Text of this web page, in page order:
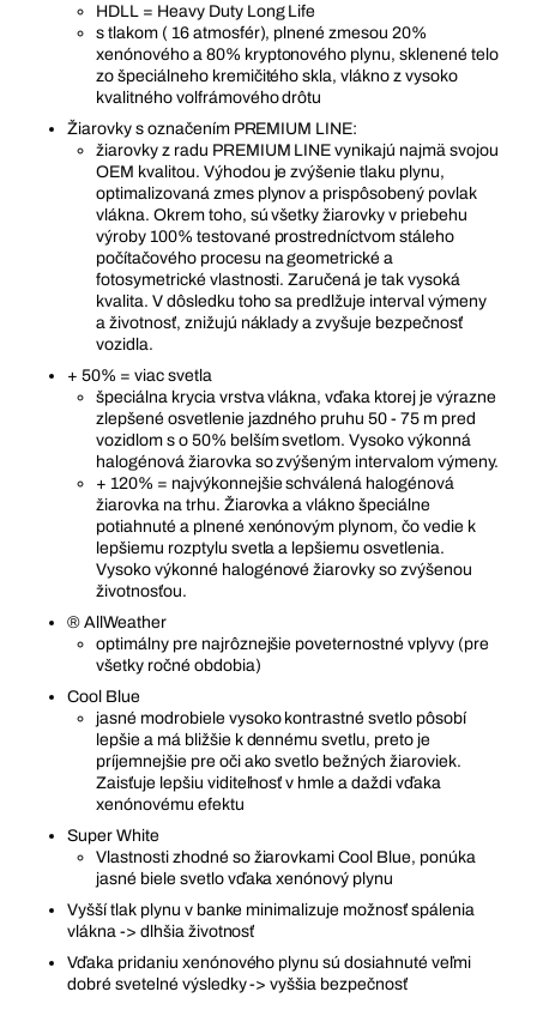
HDLL = Heavy Duty Long Life
s tlakom ( 16 atmosfér), plnené zmesou 20%
xenónového a 80% kryptonového plynu, sklenené telo
zo špeciálneho kremičitého skla, vlákno z vysoko
kvalitného volfrámového drôtu
Žiarovky s označením PREMIUM LINE:
žiarovky z radu PREMIUM LINE vynikajú najmä svojou
OEM kvalitou. Výhodou je zvýšenie tlaku plynu,
optimalizovaná zmes plynov a prispôsobený povlak
vlákna. Okrem toho, sú všetky žiarovky v priebehu
výroby 100% testované prostredníctvom stáleho
počítačového procesu na geometrické a
fotosymetrické vlastnosti. Zaručená je tak vysoká
kvalita. V dôsledku toho sa predlžuje interval výmeny
a životnosť, znižujú náklady a zvyšuje bezpečnosť
vozidla.
+ 50% = viac svetla
špeciálna krycia vrstva vlákna, vďaka ktorej je výrazne
zlepšené osvetlenie jazdného pruhu 50 - 75 m pred
vozidlom s o 50% belším svetlom. Vysoko výkonná
halogénová žiarovka so zvýšeným intervalom výmeny.
+ 120% = najvýkonnejšie schválená halogénová
žiarovka na trhu. Žiarovka a vlákno špeciálne
potiahnuté a plnené xenónovým plynom, čo vedie k
lepšiemu rozptylu svetla a lepšiemu osvetlenia.
Vysoko výkonné halogénové žiarovky so zvýšenou
životnosťou.
® AllWeather
optimálny pre najrôznejšie poveternostné vplyvy (pre
všetky ročné obdobia)
Cool Blue
jasné modrobiele vysoko kontrastné svetlo pôsobí
lepšie a má bližšie k dennému svetlu, preto je
príjemnejšie pre oči ako svetlo bežných žiaroviek.
Zaisťuje lepšiu viditeľnosť v hmle a daždi vďaka
xenónovému efektu
Super White
Vlastnosti zhodné so žiarovkami Cool Blue, ponúka
jasné biele svetlo vďaka xenónový plynu
Vyšší tlak plynu v banke minimalizuje možnosť spálenia
vlákna -> dlhšia životnosť
Vďaka pridaniu xenónového plynu sú dosiahnuté veľmi
dobré svetelné výsledky -> vyššia bezpečnosť